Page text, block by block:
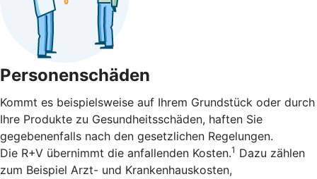
Personenschäden
Kommt es beispielsweise auf Ihrem Grundstück oder durch
Ihre Produkte zu Gesundheitsschäden, haften Sie
gegebenenfalls nach den gesetzlichen Regelungen.
Die R+V übernimmt die anfallenden Kosten.1 Dazu zählen
zum Beispiel Arzt- und Krankenhauskosten,